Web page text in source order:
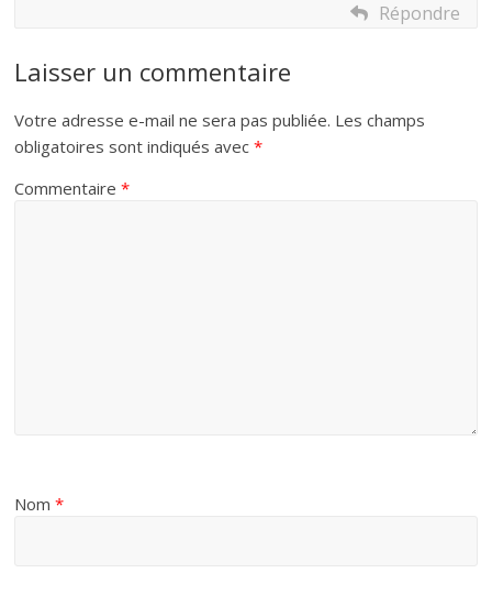
Répondre
Laisser un commentaire
Votre adresse e-mail ne sera pas publiée. Les champs
obligatoires sont indiqués avec*
Commentaire*
Nom*